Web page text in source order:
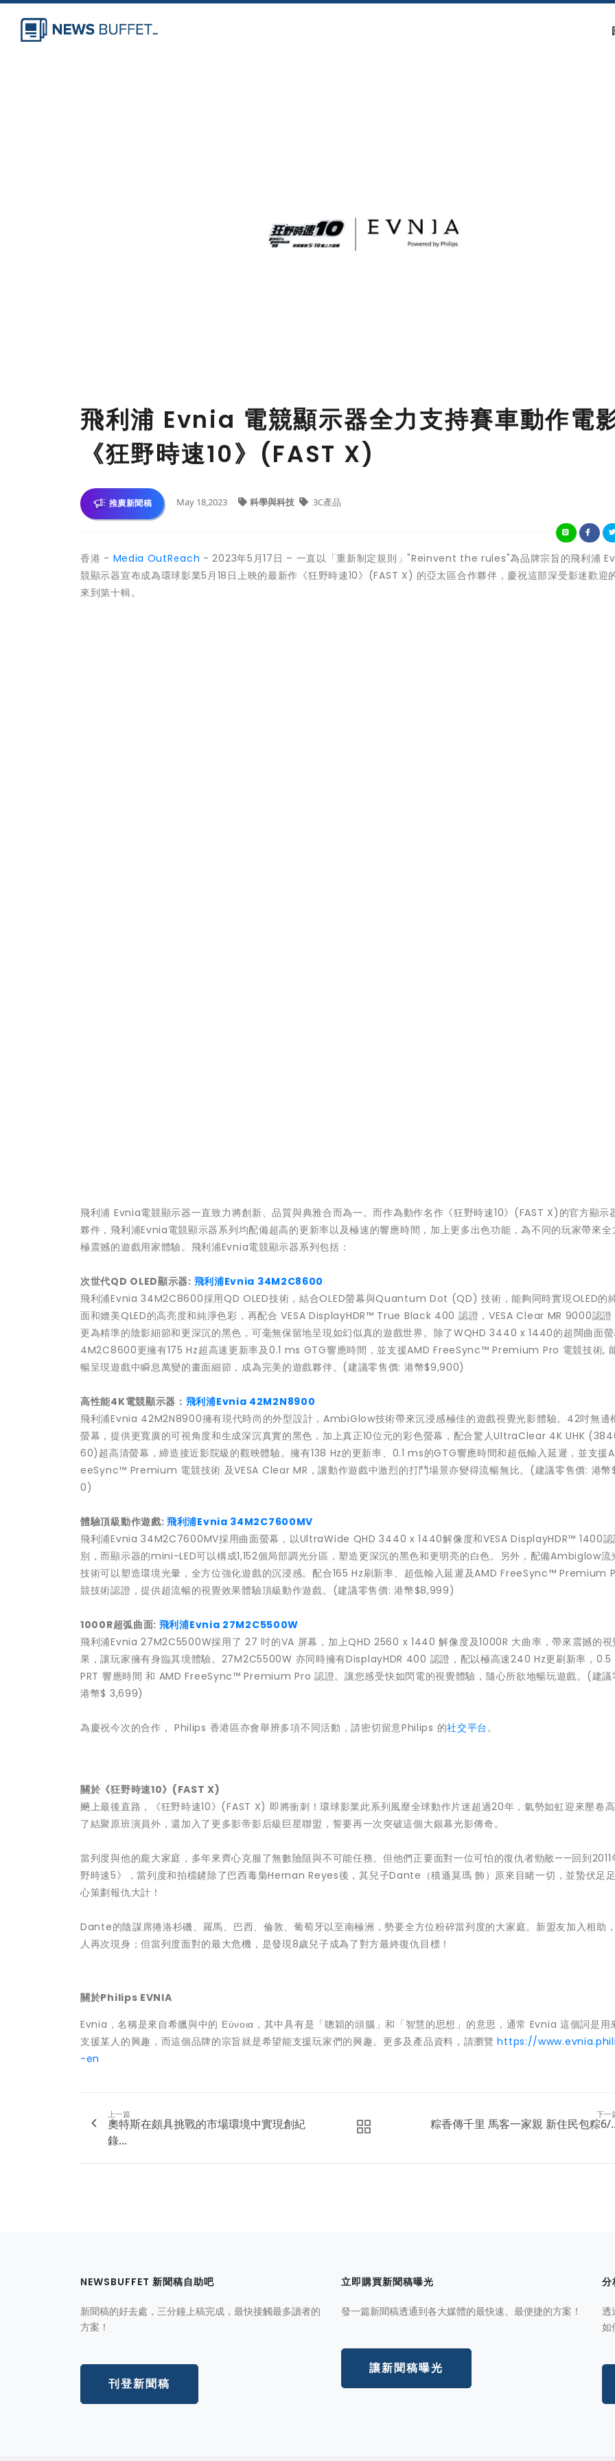
飛利浦 Evnia 電競顯示器全力支持賽車動作電
《狂野時速10》(FAST X)
推廣新聞稿 May 18,2023 科學與科技 3C產品
香港 - Media OutReach - 2023年5月17日 – 一直以「重新制定規則」"Reinvent the rules"為品牌宗旨的飛利浦
競顯示器宣布成為環球影業5月18日上映的最新作《狂野時速10》(FAST X) 的亞太區合作夥伴，慶祝這部深受影迷歡迎
來到第十輯。
飛利浦 Evnia電競顯示器一直致力將創新、品質與典雅合而為一。而作為動作名作《狂野時速10》(FAST X)的官方顯示
夥件，飛利浦Evnia電競顯示器系列均配備超高的更新率以及極速的響應時間，加上更多出色功能，為不同的玩家帶來全
極震撼的遊戲用家體驗。飛利浦Evnia電競顯示器系列包括：
次世代QD OLED顯示器: 飛利浦Evnia 34M2C8600
飛利浦Evnia 34M2C8600採用QD OLED技術，結合OLED螢幕與Quantum Dot (QD) 技術，能夠同時實現OLED的
面和媲美QLED的高亮度和純淨色彩，再配合 VESA DisplayHDR™ True Black 400 認證，VESA Clear MR 9000認證
更為精準的陰影細節和更深沉的黑色，可毫無保留地呈現如幻似真的遊戲世界。除了WQHD 3440 x 1440的超闊曲面
4M2C8600更擁有175 Hz超高速更新率及0.1 ms GTG響應時間，並支援AMD FreeSync™ Premium Pro 電競技術,
暢呈現遊戲中瞬息萬變的畫面細節，成為完美的遊戲夥伴。(建議零售價: 港幣$9,900)
高性能4K電競顯示器： 飛利浦Evnia 42M2N8900
飛利浦Evnia 42M2N8900擁有現代時尚的外型設計，AmbiGlow技術帶來沉浸感極佳的遊戲視覺光影體驗。42吋無邊
螢幕，提供更寬廣的可視角度和生成深沉真實的黑色，加上真正10位元的彩色螢幕，配合驚人UltraClear 4K UHK
60)超高清螢幕，締造接近影院級的觀映體驗。擁有138 Hz的更新率、0.1 ms的GTG響應時間和超低輸入延遲，並支援
eeSync™ Premium 電競技術 及VESA Clear MR，讓動作遊戲中激烈的打鬥場景亦變得流暢無比。(建議零售價: 港幣
0)
體驗頂級動作遊戲:飛利浦Evnia 34M2C7600MV
飛利浦Evnia 34M2C7600MV採用曲面螢幕，以UltraWide QHD 3440 x 1440解像度和VESA DisplayHDR™ 1400認
別，而顯示器的mini-LED可以構成1,152個局部調光分區，塑造更深沉的黑色和更明亮的白色。另外，配備Ambiglow流
技術可以塑造環境光暈，全方位強化遊戲的沉浸感。配合165 Hz刷新率、超低輸入延遲及AMD FreeSync™ Premium
競技術認證，提供超流暢的視覺效果體驗頂級動作遊戲。(建議零售價: 港幣$8,999)
1000R超弧曲面: 飛利浦Evnia 27M2C5500W
飛利浦Evnia 27M2C5500W採用了 27 吋的VA 屏幕，加上QHD 2560 x 1440 解像度及1000R 大曲率，帶來震撼的視
果，讓玩家擁有身臨其境體驗。27M2C5500W 亦同時擁有DisplayHDR 400 認證，配以極高速240 Hz更刷新率，
PRT 響應時間 和 AMD FreeSync™ Premium Pro 認證。讓您感受快如閃電的視覺體驗，隨心所欲地暢玩遊戲。(建議
港幣$ 3,699)
為慶祝今次的合作， Philips 香港區亦會舉辨多項不同活動，請密切留意Philips 的社交平台。
關於《狂野時速10》 (FAST X)
飈上最後直路，《狂野時速10》(FAST X) 即將衝刺！環球影業此系列風靡全球動作片迷超過20年，氣勢如虹迎來壓卷
了結聚原班演員外，還加入了更多影帝影后級巨星聯盟，誓要再一次突破這個大銀幕光影傳奇。
當列度與他的龐大家庭，多年來齊心克服了無數險阻與不可能任務。但他們正要面對一位可怕的復仇者勁敵——回到2011
野時速5》，當列度和拍檔鏟除了巴西毒梟Hernan Reyes後，其兒子Dante（積遜莫瑪 飾）原來目睹一切，並蟄伏足
心策劃報仇大計！
Dante的陰謀席捲洛杉磯、羅馬、巴西、倫敦、葡萄牙以至南極洲，勢要全方位粉碎當列度的大家庭。新盟友加入相助
人再次現身；但當列度面對的最大危機，是發現8歲兒子成為了對方最終復仇目標！
關於Philips EVNIA
Evnia，名稱是來自希臘與中的 Εύνοια，其中具有是「聰穎的頭腦」和「智慧的思想」的意思，通常 Evnia 這個詞是用
支援某人的興趣，而這個品牌的宗旨就是希望能支援玩家們的興趣。更多及產品資料，請瀏覽https://
-en
上一篇
奧特斯在頗具挑戰的市場環境中實現創紀
錄...
下一
粽香傳千里 馬客一家親 新住民包粽6/
NEWSBUFFET 新聞稿自助吧
新聞稿的好去處，三分鐘上稿完成，最快接觸最多讀者的
方案！
刊登新聞稿
立即購買新聞稿曝光
發一篇新聞稿透通到各大媒體的最快速、最便捷的方案！
讓新聞稿曝光
分
透
如